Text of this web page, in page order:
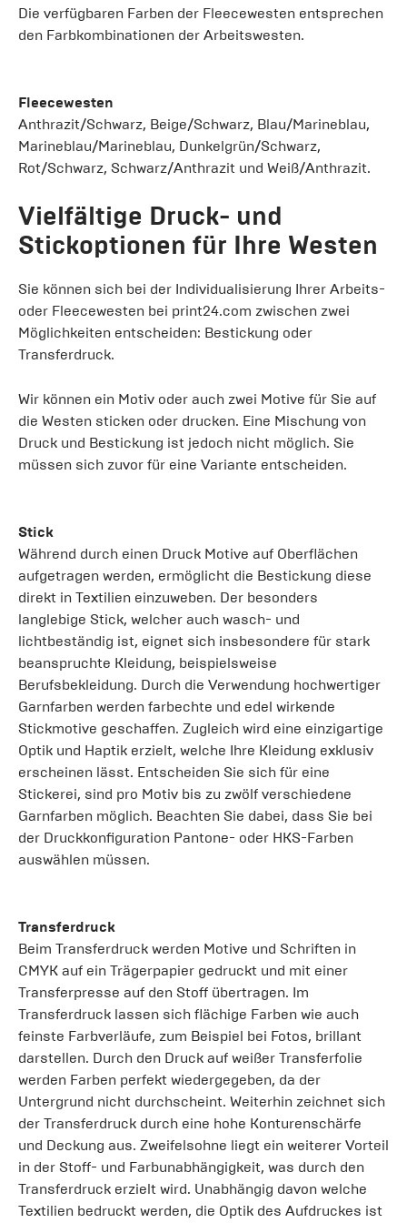
Die verfügbaren Farben der Fleecewesten entsprechen
den Farbkombinationen der Arbeitswesten.
Fleecewesten
Anthrazit/Schwarz, Beige/Schwarz, Blau/Marineblau,
Marineblau/Marineblau, Dunkelgrün/Schwarz,
Rot/Schwarz, Schwarz/Anthrazit und Weiß/Anthrazit.
Vielfältige Druck- und
Stickoptionen für Ihre Westen
Sie können sich bei der Individualisierung Ihrer Arbeits-
oder Fleecewesten bei print24.com zwischen zwei
Möglichkeiten entscheiden: Bestickung oder
Transferdruck.
Wir können ein Motiv oder auch zwei Motive für Sie auf
die Westen sticken oder drucken. Eine Mischung von
Druck und Bestickung ist jedoch nicht möglich. Sie
müssen sich zuvor für eine Variante entscheiden.
Stick
Während durch einen Druck Motive auf Oberflächen
aufgetragen werden, ermöglicht die Bestickung diese
direkt in Textilien einzuweben. Der besonders
langlebige Stick, welcher auch wasch- und
lichtbeständig ist, eignet sich insbesondere für stark
beanspruchte Kleidung, beispielsweise
Berufsbekleidung. Durch die Verwendung hochwertiger
Garnfarben werden farbechte und edel wirkende
Stickmotive geschaffen. Zugleich wird eine einzigartige
Optik und Haptik erzielt, welche Ihre Kleidung exklusiv
erscheinen lässt. Entscheiden Sie sich für eine
Stickerei, sind pro Motiv bis zu zwölf verschiedene
Garnfarben möglich. Beachten Sie dabei, dass Sie bei
der Druckkonfiguration Pantone- oder HKS-Farben
auswählen müssen.
Transferdruck
Beim Transferdruck werden Motive und Schriften in
CMYK auf ein Trägerpapier gedruckt und mit einer
Transferpresse auf den Stoff übertragen. Im
Transferdruck lassen sich flächige Farben wie auch
feinste Farbverläufe, zum Beispiel bei Fotos, brillant
darstellen. Durch den Druck auf weißer Transferfolie
werden Farben perfekt wiedergegeben, da der
Untergrund nicht durchscheint. Weiterhin zeichnet sich
der Transferdruck durch eine hohe Konturenschärfe
und Deckung aus. Zweifelsohne liegt ein weiterer Vorteil
in der Stoff- und Farbunabhängigkeit, was durch den
Transferdruck erzielt wird. Unabhängig davon welche
Textilien bedruckt werden, die Optik des Aufdruckes ist